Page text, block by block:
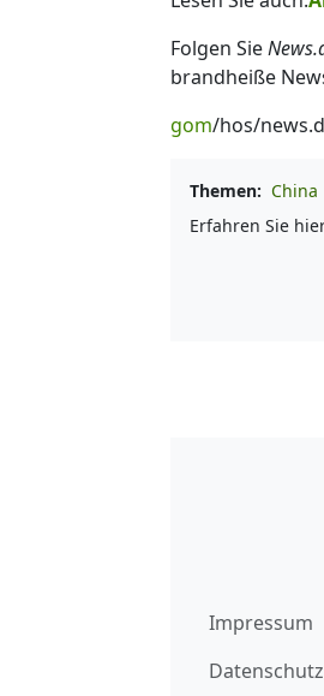
Folgen Sie
brandheiße
gom/hos/
Themen: China
Erfahren Sie
Impressum
Datenschutz